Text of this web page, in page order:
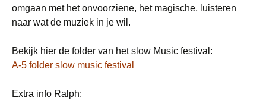
omgaan met het onvoorziene, het magische, luisteren
naar wat de muziek in je wil.
Bekijk hier de folder van het slow Music festival:
A-5 folder slow music festival
Extra info Ralph: